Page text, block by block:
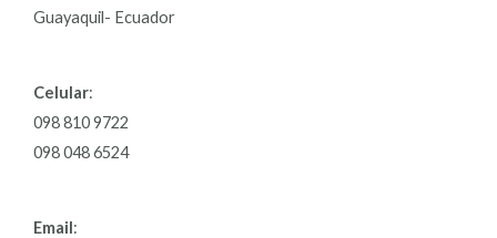
Guayaquil- Ecuador
Celular:
098 810 9722
098 048 6524
Email: